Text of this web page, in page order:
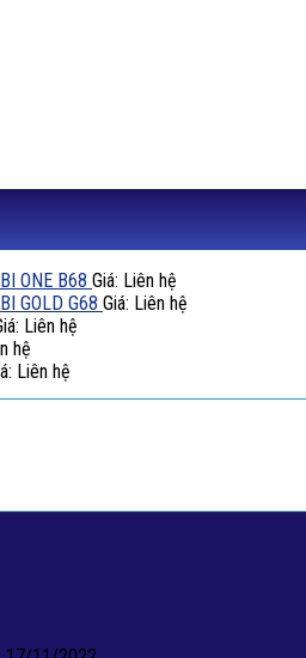
ONE B68 Giá: Liên hệ
GOLD G68 Giá: Liên hệ
Liên hệ
hệ
Liên hệ